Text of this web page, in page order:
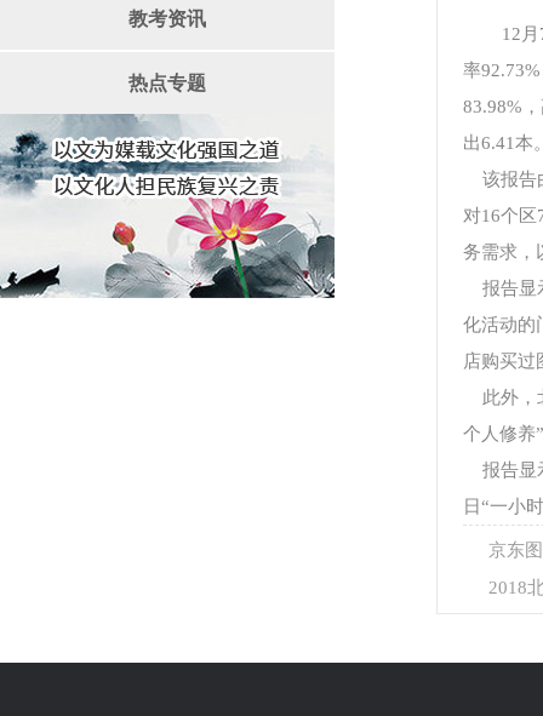
教考资讯
热点专题
12
率
83.98%
出6.41本
该报告
对16个
务需求，
报告显
化活动的
店购买过
此外，
个人修养
报告显
日“一小
京东
2018